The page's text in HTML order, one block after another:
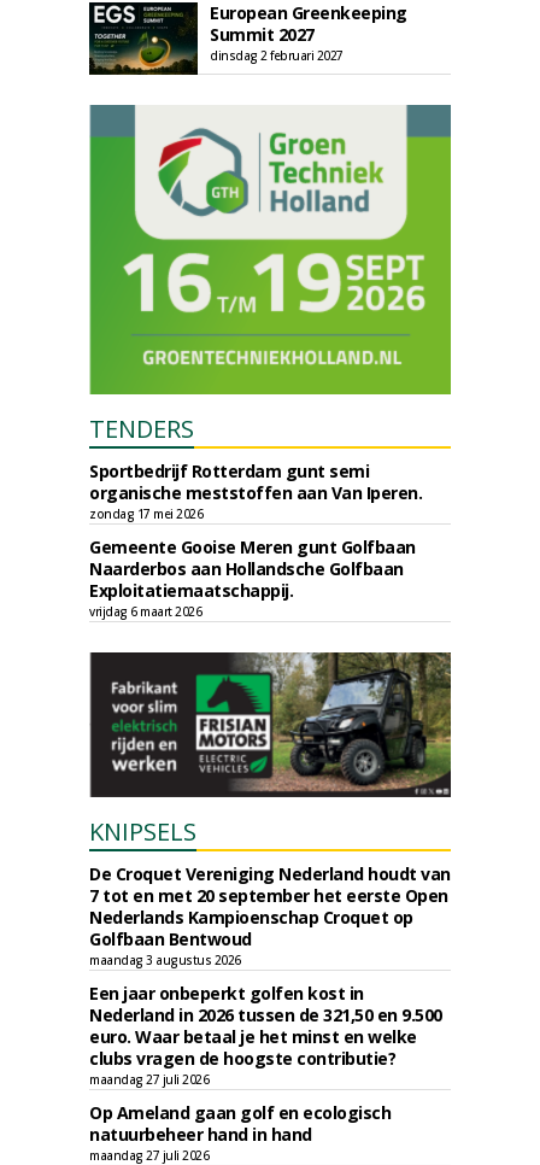
European Greenkeeping
Summit 2027
dinsdag 2 februari 2027
TENDERS
Sportbedrijf Rotterdam gunt semi
organische meststoffen aan Van Iperen.
zondag 17 mei 2026
Gemeente Gooise Meren gunt Golfbaan
Naarderbos aan Hollandsche Golfbaan
Exploitatiemaatschappij.
vrijdag 6 maart 2026
KNIPSELS
De Croquet Vereniging Nederland houdt van
7 tot en met 20 september het eerste Open
Nederlands Kampioenschap Croquet op
Golfbaan Bentwoud
maandag 3 augustus 2026
Een jaar onbeperkt golfen kost in
Nederland in 2026 tussen de 321,50 en 9.500
euro. Waar betaal je het minst en welke
clubs vragen de hoogste contributie?
maandag 27 juli 2026
Op Ameland gaan golf en ecologisch
natuurbeheer hand in hand
maandag 27 juli 2026